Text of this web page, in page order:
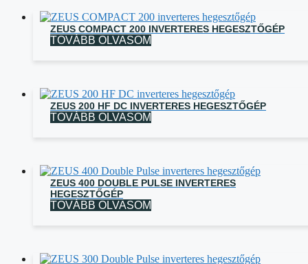
ZEUS COMPACT 200 INVERTERES HEGESZTŐGÉP
TOVÁBB OLVASOM
ZEUS 200 HF DC INVERTERES HEGESZTŐGÉP
TOVÁBB OLVASOM
ZEUS 400 DOUBLE PULSE INVERTERES
HEGESZTŐGÉP
TOVÁBB OLVASOM